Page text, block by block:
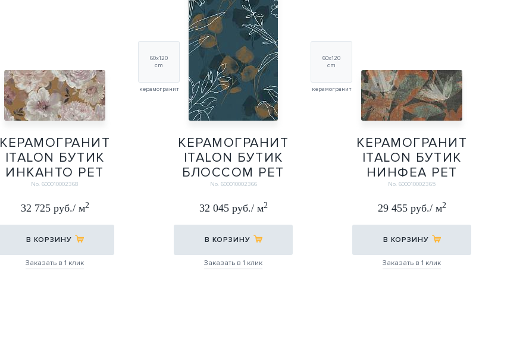
КЕРАМОГРАНИТ
ITALON БУТИК
ИНКАНТО РЕТ
60Х120
60X120
No. 600010002368
32 725 руб./ м2
В КОРЗИНУ
Заказать в 1 клик
60x120
cm
керамогранит
КЕРАМОГРАНИТ
ITALON БУТИК
БЛОССОМ РЕТ
60Х120
60X120
No. 600010002366
32 045 руб./ м2
В КОРЗИНУ
Заказать в 1 клик
60x120
cm
керамогранит
КЕРАМОГРАНИТ
ITALON БУТИК
НИНФЕА РЕТ
60Х120
60X120
No. 600010002365
29 455 руб./ м2
В КОРЗИНУ
Заказать в 1 клик